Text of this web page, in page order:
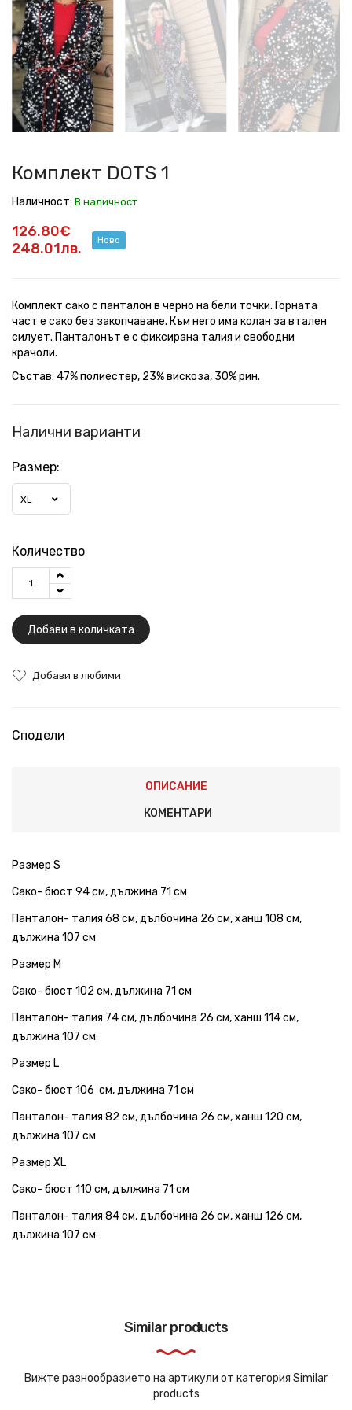
DOTS
1
DOTS
1
DOTS
1
DOTS
1
DOTS
1
DOTS
1
DOTS
1
DOTS
1
DOTS
1
Комплект DOTS 1
Наличност: В наличност
126.80€
248.01лв.
Ново
Комплект сако с панталон в черно на бели точки. Горната
част е сако без закопчаване. Към него има колан за втален
силует. Панталонът е с фиксирана талия и свободни
крачоли.
Състав: 47% полиестер, 23% вискоза, 30% рин.
Налични варианти
Размер:
XL
Количество
Добави в количката
Добави в любими
Сподели
ОПИСАНИЕ
КОМЕНТАРИ
Размер S
Сако- бюст 94 см, дължина 71 см
Панталон- талия 68 см, дълбочина 26 см, ханш 108 см,
дължина 107 см
Размер M
Сако- бюст 102 см, дължина 71 см
Панталон- талия 74 см, дълбочина 26 см, ханш 114 см,
дължина 107 см
Размер L
Сако- бюст 106 см, дължина 71 см
Панталон- талия 82 см, дълбочина 26 см, ханш 120 см,
дължина 107 см
Размер XL
Сако- бюст 110 см, дължина 71 см
Панталон- талия 84 см, дълбочина 26 см, ханш 126 см,
дължина 107 см
Similar products
Вижте разнообразието на артикули от категория Similar
products